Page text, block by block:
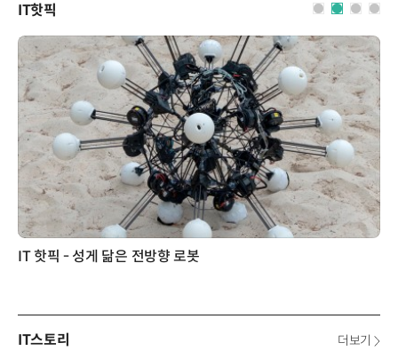
IT핫픽
IT 핫픽 - 성게 닮은 전방향 로봇
IT스토리 더보기